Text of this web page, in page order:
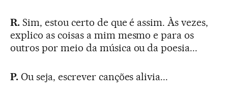
R.Sim, estou certo de que é assim. Às vezes,
explico as coisas a mim mesmo e para os
outros por meio da música ou da poesia...
P. Ou seja, escrever canções alivia...